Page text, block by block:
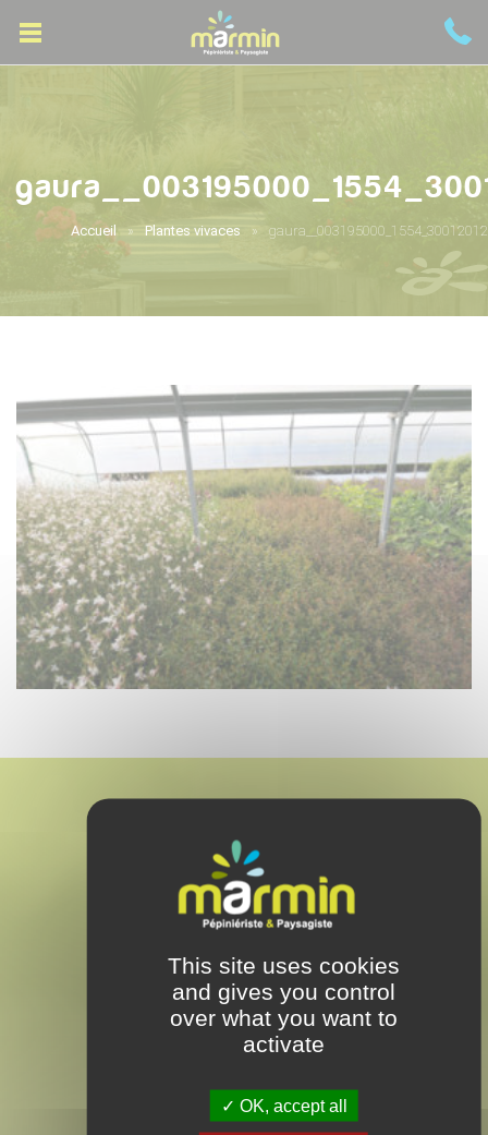
Accueil Plantes vivaces gaura__003195000_1554_30012012
MARMIN
EN VENDÉE
28 rue Armand de Rougé
This site uses cookies
and gives you control
over what you want to
activate
OK, accept all